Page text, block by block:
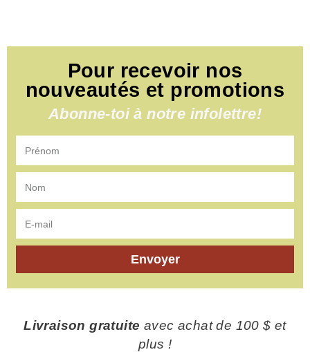
Pour recevoir nos
nouveautés et promotions
Abonne-toi à notre infolettre!
Envoyer
Livraison gratuite avec achat de 100 $ et
plus !